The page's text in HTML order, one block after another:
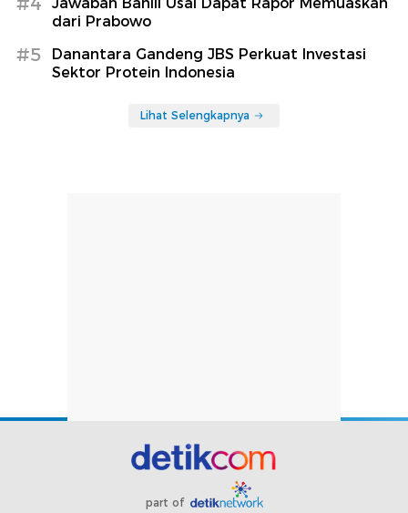
dari Prabowo
#5
Danantara Gandeng JBS Perkuat Investasi
Sektor Protein Indonesia
Lihat Selengkapnya
part of